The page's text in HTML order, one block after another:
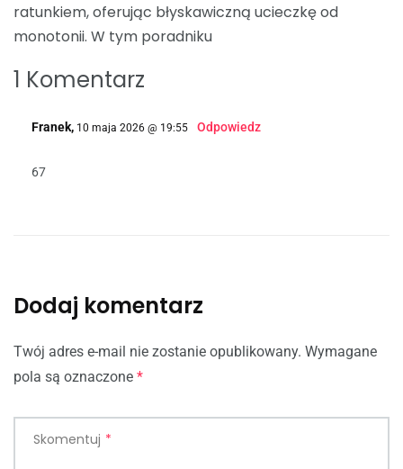
ratunkiem, oferując błyskawiczną ucieczkę od
monotonii. W tym poradniku
1 Komentarz
Franek, 10 maja 2026 @ 19:55 Odpowiedz
67
Dodaj komentarz
Twój adres e-mail nie zostanie opublikowany. Wymagane
pola są oznaczone *
Skomentuj *